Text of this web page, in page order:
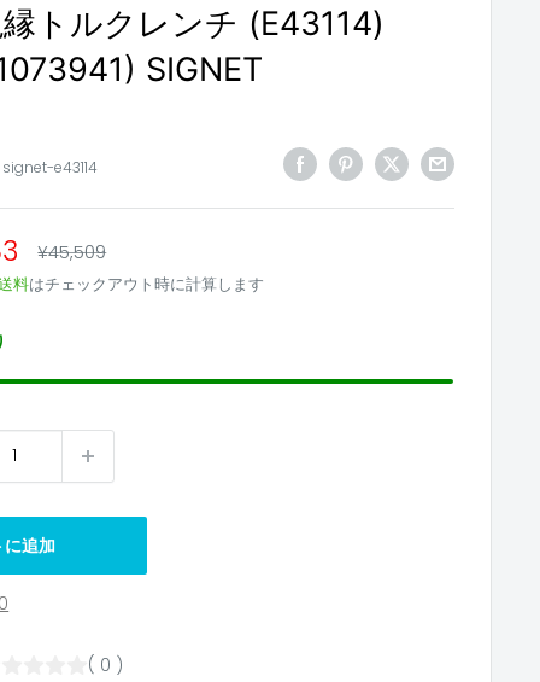
トルクレンチ (E43114)
SIGNET
signet-e43114
通
価
¥45,509
料はチェックアウト時に計算します
追加
( 0 )